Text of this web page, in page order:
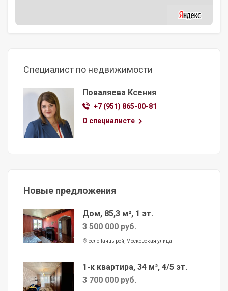
Специалист по недвижимости
Поваляева Ксения
+7 (951) 865-00-81
О специалисте
Новые предложения
Дом, 85,3 м², 1 эт.
3 500 000 руб.
село Танцырей, Московская улица
1-к квартира, 34 м², 4/5 эт.
3 700 000 руб.